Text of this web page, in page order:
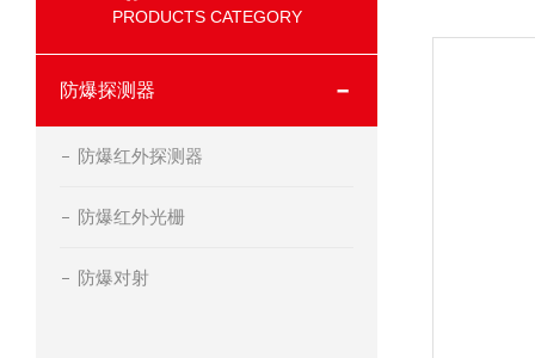
PRODUCTS CATEGORY
防爆探测器
防爆红外探测器
防爆红外光栅
防爆对射